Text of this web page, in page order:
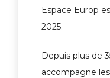
Espace Europ
2025.
Depuis plus de
accompagne